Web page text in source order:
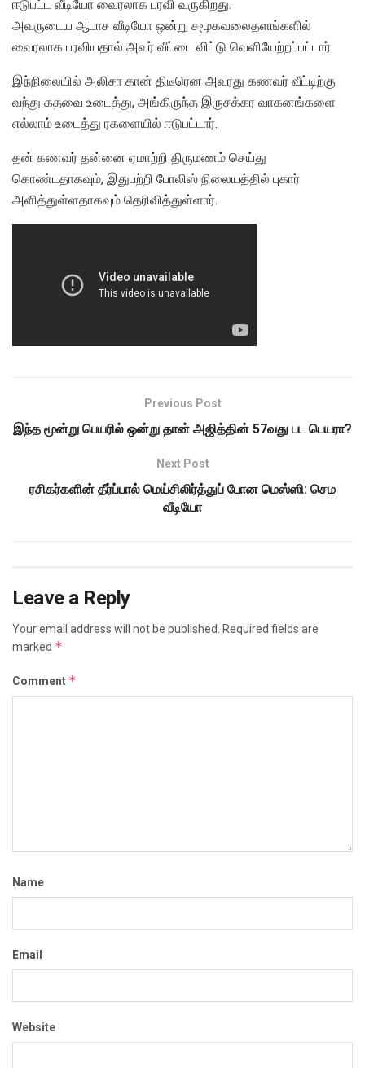
ஈடுபட்ட வீடியோ வைரலாக பரவி வருகிறது.
அவருடைய ஆபாச வீடியோ ஒன்று சமூகவலைதளங்களில்
வைரலாக பரவியதால் அவர் வீட்டை விட்டு வெளியேற்றப்பட்டார்.
இந்நிலையில் அலிசா கான் திடீரென அவரது கணவர் வீட்டிற்கு
வந்து கதவை உடைத்து, அங்கிருந்த இருசக்கர வாகனங்களை
எல்லாம் உடைத்து ரகளையில் ஈடுபட்டார்.
தன் கணவர் தன்னை ஏமாற்றி திருமணம் செய்து
கொண்டதாகவும், இதுபற்றி போலிஸ் நிலையத்தில் புகார்
அளித்துள்ளதாகவும் தெரிவித்துள்ளார்.
Previous Post
இந்த மூன்று பெயரில் ஒன்று தான் அஜித்தின் 57வது பட பெயரா?
Next Post
ரசிகர்களின் தீர்ப்பால் மெய்சிலிர்த்துப் போன மெஸ்ஸி: செம
வீடியோ
Leave a Reply
Your email address will not be published. Required fields are
marked *
Comment *
Name
Email
Website